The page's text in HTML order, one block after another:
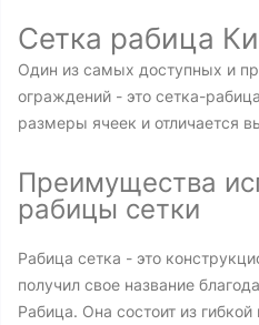
Сетка рабица
Один из самых доступных и
ограждений - это сетка-
размеры ячеек и отличается
Преимущества
рабицы сетки
Рабица сетка - это
получил свое название
Рабица. Она состоит из